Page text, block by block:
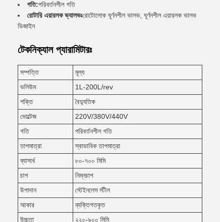
গতি:পরিবর্তনশীল গতি
রোটারি এয়ারলক ভ্যালভঃরোটোলোক ঘূর্ণনশীল ভালভ, ঘূর্ণনশীল এয়ারলক ভালভ
ডিজাইন
টেকনিক্যাল প্যারামিটারঃ
সম্পত্তি
মূল্য
ভলিউম
1L-200L/rev
শক্তি
বৈদ্যুতিক
ভোল্টেজ
220V/380V/440V
গতি
পরিবর্তনশীল গতি
তাপমাত্রা
স্বাভাবিক তাপমাত্রা
ব্যাসার্ধ
৮০-৭০০ মিমি
চাপ
নিম্নচাপ
উপাদান
স্টেইনলেস স্টীল
আকার
ব্যক্তিগতকৃত
উচ্চতা
২২০-৯০০ মিমি